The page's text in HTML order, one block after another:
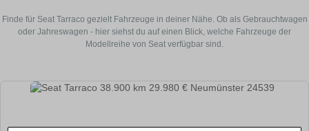
Finde für Seat Tarraco gezielt Fahrzeuge in deiner Nähe. Ob als Gebrauchtwagen
oder Jahreswagen - hier siehst du auf einen Blick, welche Fahrzeuge der
Modellreihe von Seat verfügbar sind.